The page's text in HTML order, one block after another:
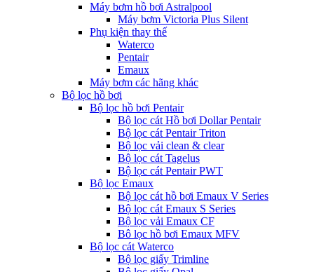
Máy bơm hồ bơi Astralpool
Máy bơm Victoria Plus Silent
Phụ kiện thay thế
Waterco
Pentair
Emaux
Máy bơm các hãng khác
Bộ lọc hồ bơi
Bộ lọc hồ bơi Pentair
Bộ lọc cát Hồ bơi Dollar Pentair
Bộ lọc cát Pentair Triton
Bộ lọc vải clean & clear
Bộ lọc cát Tagelus
Bộ lọc cát Pentair PWT
Bộ lọc Emaux
Bộ lọc cát hồ bơi Emaux V Series
Bộ lọc cát Emaux S Series
Bộ lọc vải Emaux CF
Bô lọc hồ bơi Emaux MFV
Bộ lọc cát Waterco
Bộ lọc giấy Trimline